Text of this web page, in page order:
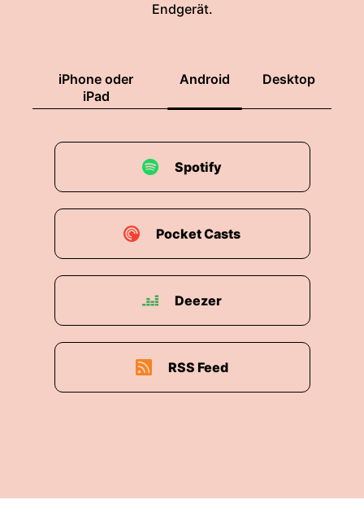
Endgerät.
iPhone oder
iPad
Android Desktop
Spotify
Pocket Casts
Deezer
RSS Feed